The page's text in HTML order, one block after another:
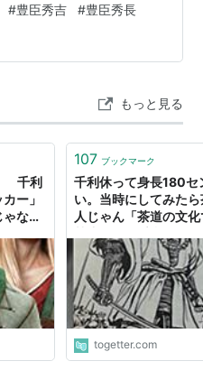
介！ 演じた歴代俳優の一
とめて解説します！ NHK
の登場作品一覧（1965
た俳優 千利休を1度だけ演
#豊臣秀吉 #豊臣秀長
もっと見る
千利
ー」
ない
107 ブックマーク
千利休って身長180セ
い。当時にしてみた
人じゃん「茶道の文
恐怖心からの可能性
togetter.com